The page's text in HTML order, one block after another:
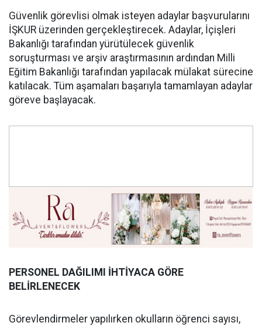
Güvenlik görevlisi olmak isteyen adaylar başvurularını
İŞKUR üzerinden gerçekleştirecek. Adaylar, İçişleri
Bakanlığı tarafından yürütülecek güvenlik
soruşturması ve arşiv araştırmasının ardından Milli
Eğitim Bakanlığı tarafından yapılacak mülakat sürecine
katılacak. Tüm aşamaları başarıyla tamamlayan adaylar
göreve başlayacak.
PERSONEL DAĞILIMI İHTİYACA GÖRE
BELİRLENECEK
Görevlendirmeler yapılırken okulların öğrenci sayısı,